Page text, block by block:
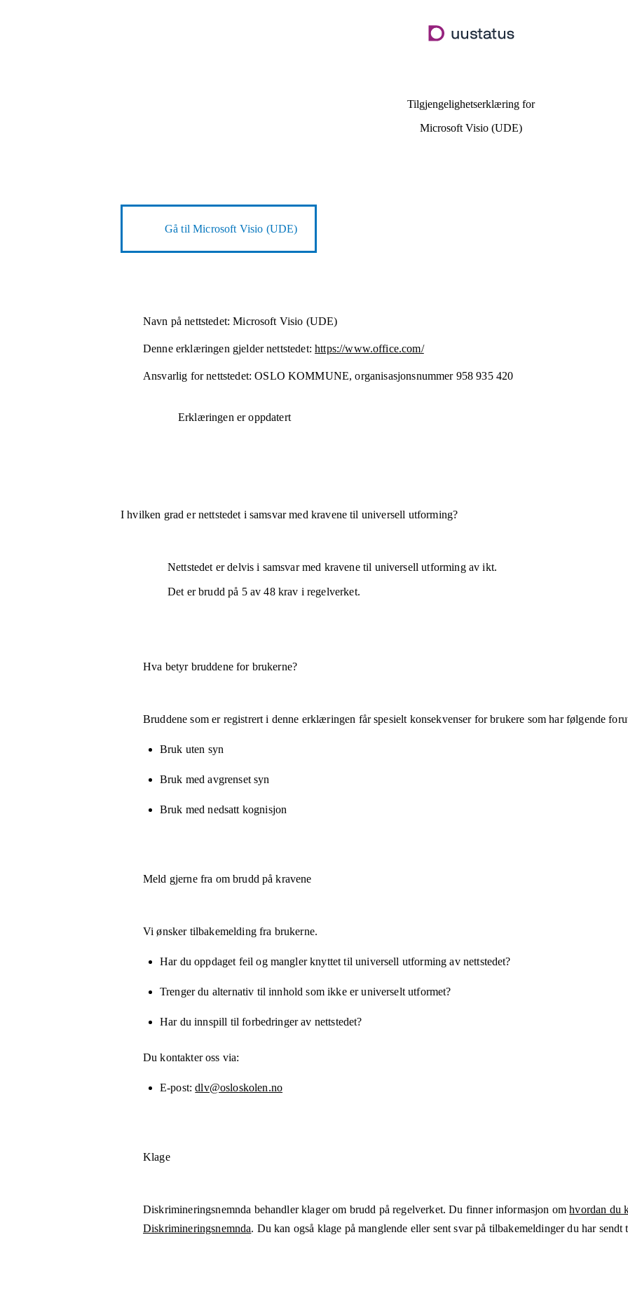
hovedinnhold
Tilgjengelighetserklæring for
Microsoft Visio (UDE)
Gå tilMicrosoft Visio (UDE)
Navn på nettstedet: Microsoft Visio (UDE)
Denne erklæringen gjelder nettstedet: https://www.office.com/
Ansvarlig for nettstedet: OSLO KOMMUNE,organisasjonsnummer 958 935 420
Erklæringen er oppdatert
I hvilken grad er nettstedet i samsvar med kravene til universell utforming?
Nettstedet erdelvis i samsvarmed kravene til universell utforming av ikt.
Det er brudd på 5av48krav i regelverket.
Hva betyr bruddene for brukerne?
Bruddene som er registrert i denne erklæringen får spesielt konsekvenser for brukere som har følgende
Bruk uten syn
Bruk med avgrenset syn
Bruk med nedsatt kognisjon
Meld gjerne fra om brudd på kravene
Vi ønsker tilbakemelding fra brukerne.
Har du oppdaget feil og mangler knyttet til universell utforming av nettstedet?
Trenger du alternativ til innhold som ikke er universelt utformet?
Har du innspill til forbedringer av nettstedet?
Du kontakter oss via:
E-post dlv@osloskolen.no
Klage
Diskrimineringsnemnda behandler klager om brudd på regelverket. Du finner informasjon omhvordan du
Diskrimineringsnemnda. Du kan også klage på manglende eller sent svar på tilbakemeldinger du har sendt